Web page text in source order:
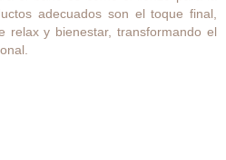
adecuados son el toque final,
relax y bienestar, transformando el